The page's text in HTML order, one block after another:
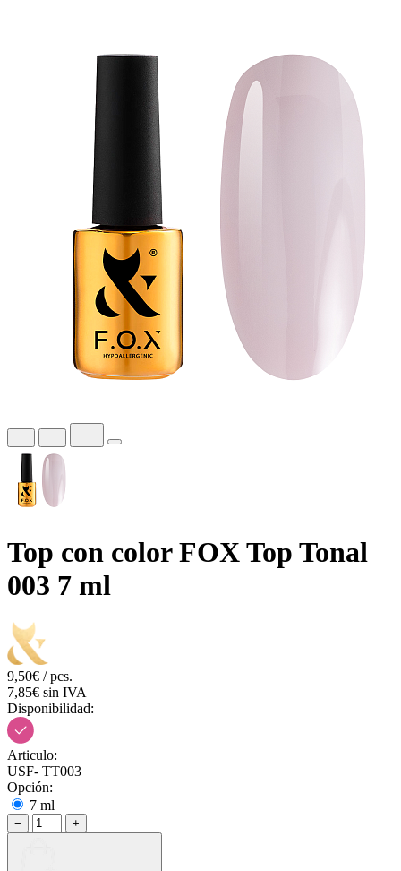
Top con color FOX Top Tonal
003 7 ml
9,50€ / pcs.
7,85€ sin IVA
Disponibilidad:
Articulo:
USF- TT003
Opción:
7 ml
− +